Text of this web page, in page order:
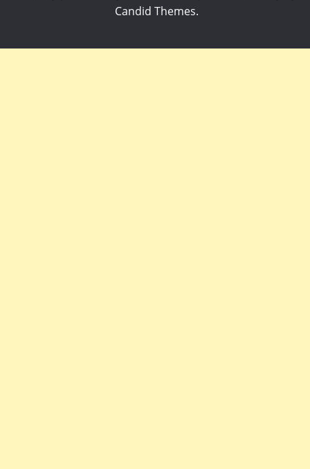
Candid Themes.